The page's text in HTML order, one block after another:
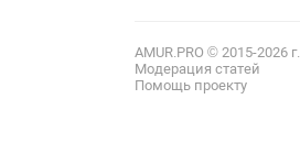
AMUR.PRO © 2015-2026 г.
Модерация статей
Помощь проекту